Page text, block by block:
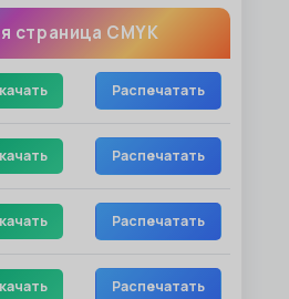
страница CMYK
Распечатать
Распечатать
Распечатать
Распечатать